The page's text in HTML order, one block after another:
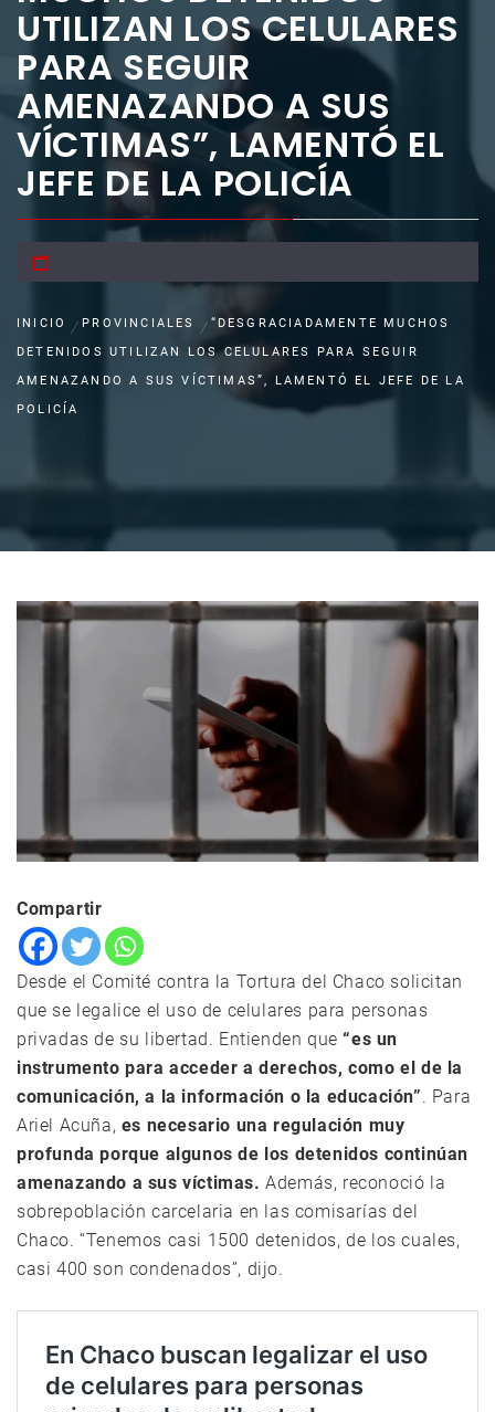
UTILIZAN LOS CELULARES
PARA SEGUIR
AMENAZANDO A SUS
VÍCTIMAS”, LAMENTÓ EL
JEFE DE LA POLICÍA
INICIO PROVINCIALES
“DESGRACIADAMENTE MUCHOS
DETENIDOS UTILIZAN LOS CELULARES PARA SEGUIR
AMENAZANDO A SUS VÍCTIMAS”, LAMENTÓ EL JEFE DE LA
POLICÍA
Compartir
Desde el Comité contra la Tortura del Chaco solicitan
que se legalice el uso de celulares para personas
privadas de su libertad. Entienden que“es un
instrumento para acceder a derechos, como el de la
comunicación, a la información o la educación”. Para
Ariel Acuña, es necesario una regulación muy
profunda porque algunos de los detenidos continúan
amenazando a sus víctimas.Además, reconoció la
sobrepoblación carcelaria en las comisarías del
Chaco. “Tenemos casi 1500 detenidos, de los cuales,
casi 400 son condenados”, dijo.